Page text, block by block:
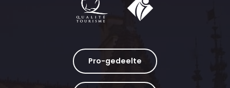
Pro-gedeelte